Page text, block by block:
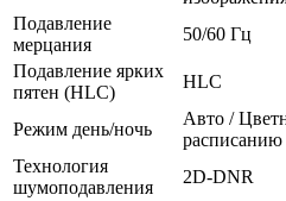
Подавление
мерцания
50/60 Гц
Подавление ярких
пятен (HLC)
HLC
Режим день/ночь
Авто /
расписанию
Технология
шумоподавления
2D-DNR